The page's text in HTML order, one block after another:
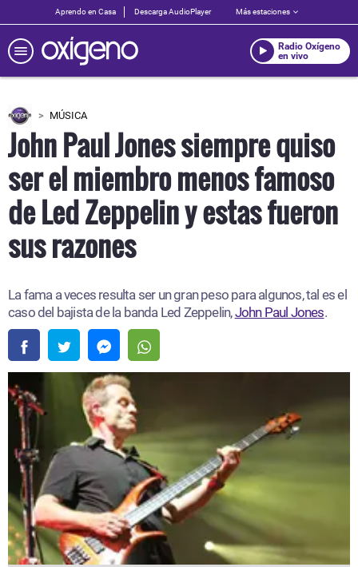
Aprendo en Casa Descarga AudioPlayer Más estaciones
Radio Oxígeno
en vivo
MÚSICA
John Paul Jones siempre quiso
ser el miembro menos famoso
de Led Zeppelin y estas fueron
sus razones
La fama a veces resulta ser un gran peso para algunos, tal es el
caso del bajista de la banda Led Zeppelin,John Paul Jones.